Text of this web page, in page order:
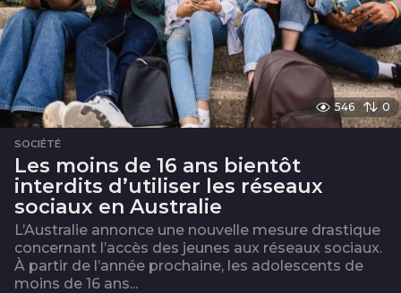
546 0
SOCIÉTÉ
Les moins de 16 ans bientôt
interdits d’utiliser les réseaux
sociaux en Australie
L’Australie annonce une nouvelle mesure drastique
concernant l’accès des jeunes aux réseaux sociaux.
À partir de l’année prochaine, les adolescents de
moins de 16 ans...